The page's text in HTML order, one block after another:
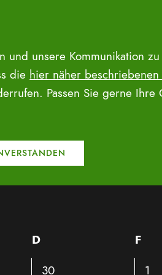
D F
0
30
0
1
unsere Kommunikation
die hier näher beschriebenen
Passen Sie gerne Ihre